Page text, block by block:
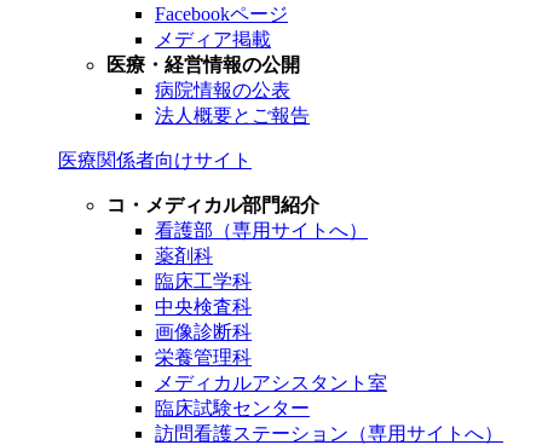
Facebookページ
メディア掲載
医療・経営情報の公開
病院情報の公表
法人概要とご報告
医療関係者向けサイト
コ・メディカル部門紹介
看護部（専用サイトへ）
薬剤科
臨床工学科
中央検査科
画像診断科
栄養管理科
メディカルアシスタント室
臨床試験センター
訪問看護ステーション（専用サイトへ）